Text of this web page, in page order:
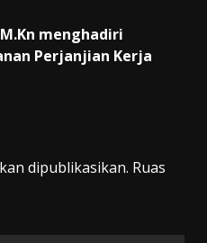
menghadiri
Perjanjian Kerja
dipublikasikan. Ruas